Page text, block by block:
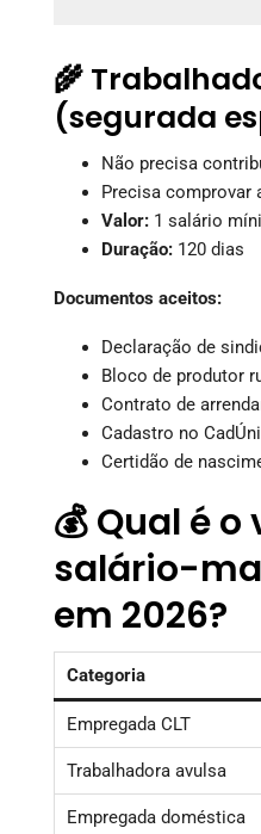
🌾
(segurada
Não precisa
Precisa comprovar
Valor: 1 salário
Duração: 120 dias
Documentos aceitos:
Declaração de
Bloco de produtor
Contrato de
Cadastro no
Certidão de
💰 Qual é
salário-
em 2026?
Categoria
Empregada CLT
Trabalhadora avulsa
Empregada doméstica